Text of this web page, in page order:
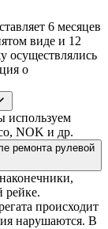
6 месяцев
виде и 12
осуществлялись
о
используем
NOK и др.
ремонта рулевой
рейке.
происходит
нарушаются. В